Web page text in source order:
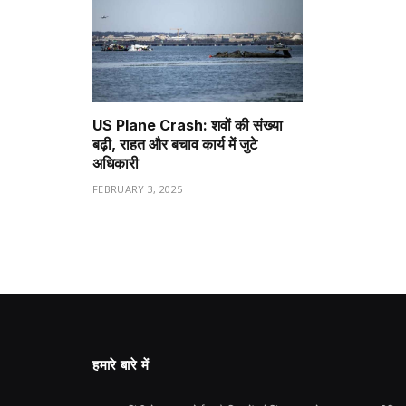
US Plane Crash: शवों की संख्या
बढ़ी, राहत और बचाव कार्य में जुटे
अधिकारी
FEBRUARY 3, 2025
हमारे बारे में